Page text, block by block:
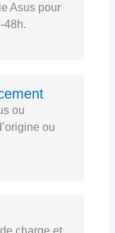
Asus pour
48h.
ou
ou